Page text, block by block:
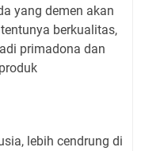
yang demen akan
berkualitas,
primadona dan
lebih cendrung di